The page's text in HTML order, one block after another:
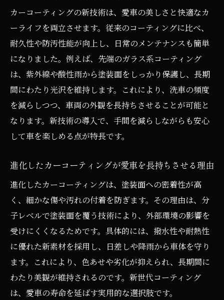
カーコーティングの新技術は、愛車の美しさと快適なカ
ーライフを両立させます。従来のコーティングに比べ、
耐久性や防汚性能が向上し、日常のメンテナンスも簡単
になりました。例えば、先端のガラス系コーティング
は、紫外線や酸性雨から塗装面をしっかり保護し、長期
間にわたり光沢を維持します。これにより、洗車の頻度
を減らしつつ、車両の外観を長持ちさせることが可能と
なります。新技術の導入で、手間を減らしながらも安心
して車を楽しめる点が特長です。
進化したカーコーティングが愛車を長持ちさせる理由
進化したカーコーティングは、塗装面への密着性が高
く、細かな傷や汚れの付着を防ぎます。その理由は、分
子レベルで塗装面を覆う技術により、外部環境の影響を
受けにくくなるためです。具体的には、撥水性や耐熱性
に優れた新素材を採用し、日差しや降雨から車体を守り
ます。これにより、色あせや劣化が抑えられ、長期間に
わたり美観が維持されるのです。新世代コーティング
は、愛車の寿命を延ばす実用的な選択肢です。